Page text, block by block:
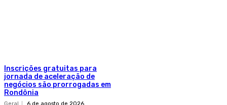
Inscrições gratuitas para
jornada de aceleração de
negócios são prorrogadas em
Rondônia